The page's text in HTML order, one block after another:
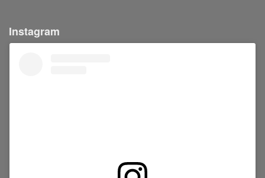
Instagram